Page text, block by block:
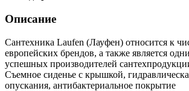
Описание
Сантехника Laufen (Лауфен) относится к
европейских брендов, а также является
успешных производителей
Съемное сиденье с крышкой,
опускания, антибактериальное покрытие